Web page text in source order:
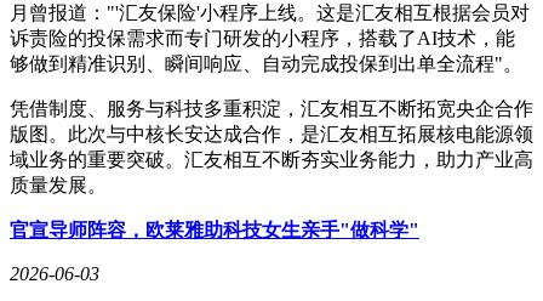
月曾报道："'汇友保险'小程序上线。这是汇友相互根据会员对
诉责险的投保需求而专门研发的小程序，搭载了AI技术，能
够做到精准识别、瞬间响应、自动完成投保到出单全流程"。
凭借制度、服务与科技多重积淀，汇友相互不断拓宽央企合作
版图。此次与中核长安达成合作，是汇友相互拓展核电能源领
域业务的重要突破。汇友相互不断夯实业务能力，助力产业高
质量发展。
官宣导师阵容，欧莱雅助科技女生亲手"做科学"
2026-06-03